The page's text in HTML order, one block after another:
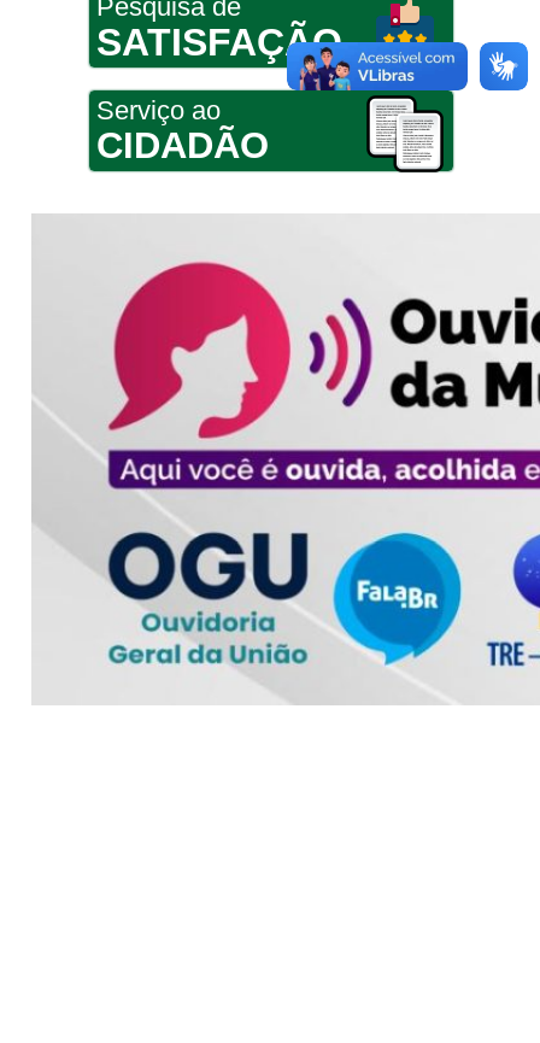
Pesquisa de
SATISFAÇÃO
Serviço ao
CIDADÃO